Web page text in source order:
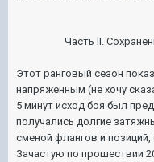
Часть II.
Этот ранговый сезон
напряженным (не хочу
5 минут исход боя был
получались долгие
сменой флангов и позиций,
Зачастую по прошествии